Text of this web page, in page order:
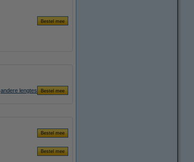
andere lengtes